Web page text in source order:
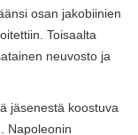
osan jakobiinien
Toisaalta
neuvosto ja
jäsenestä koostuva
Napoleonin